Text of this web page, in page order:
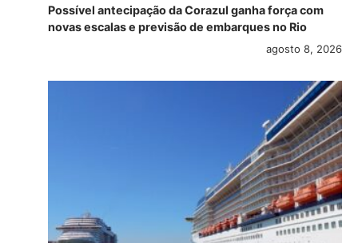
Possível antecipação da Corazul ganha força com
novas escalas e previsão de embarques no Rio
agosto 8, 2026